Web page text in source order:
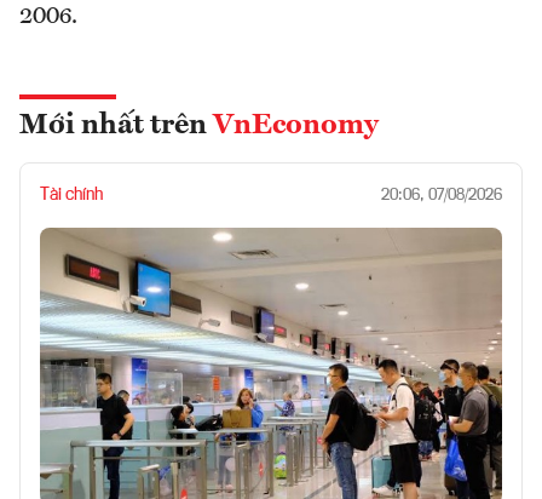
2006.
Mới nhất trên VnEconomy
Tài chính 20:06, 07/08/2026